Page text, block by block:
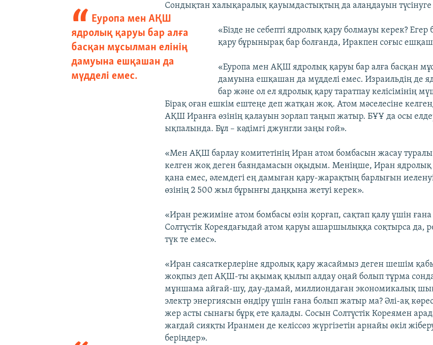
Сондықтан халықаралық қауымдастықтың да алаңдауын
Еуропа мен АҚШ
ядролық қаруы бар алға
басқан мұсылман елінің
дамуына ешқашан да
мүдделі емес.
«Бізде не себепті ядролық қару болмауы керек? Егер
қару бұрынырақ бар болғанда, Иракпен соғыс
«Еуропа мен АҚШ ядролық қаруы бар алға басқан
дамуына ешқашан да мүдделі емес. Израильдің де
бар және ол ел ядролық қару таратпау келісімінің
Бірақ оған ешкім ештеңе деп жатқан жоқ. Атом мәселесіне
АҚШ Иранға өзінің қалауын зорлап таңып жатыр. БҰҰ да осы
ықпалында. Бұл – кәдімгі джунгли заңы ғой».
«Мен АҚШ барлау комитетінің Иран атом бомбасын жасау
келген жоқ деген баяндамасын оқыдым. Меніңше, Иран
қана емес, әлемдегі ең дамыған қару-жарақтың барлығын
өзінің 2 500 жыл бұрынғы даңқына жетуі керек».
«Иран режиміне атом бомбасы өзін қорғап, сақтап қалу үшін
Солтүстік Кореядағыдай атом қаруы ашаршылыққа соқтырса да,
түк те емес».
«Иран саясаткерлеріне ядролық қару жасаймыз деген шешім
жоқпыз деп АҚШ-ты ақымақ қылып алдау оңай болып тұрма
мұншама айғай-шу, дау-дамай, миллиондаған экономикалық
электр энергиясын өндіру үшін ғана болып жатыр ма? Әлі-ақ
жер асты сынағы бұрқ ете қалады. Сосын Солтүстік Кореямен
жағдай сияқты Иранмен де келіссөз жүргізетін арнайы өкіл
беріңдер».